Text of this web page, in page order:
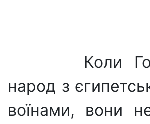
Коли
народ з
воїнами, вони